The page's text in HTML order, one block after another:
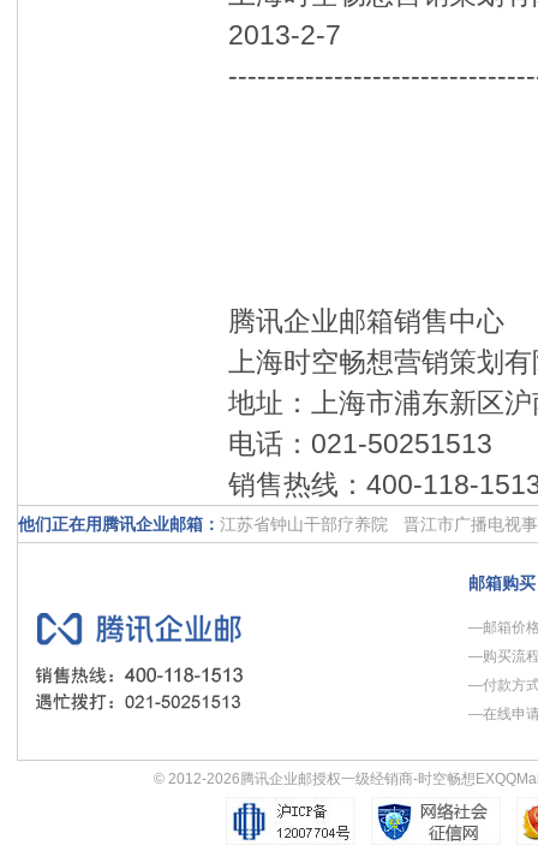
2013-2-7
腾讯企业邮箱销售中心
上海时空畅想营销策划
地址：上海市浦东新区
电话：021-50251513
销售热线：400-118-
他们正在用腾讯企业邮箱： 江苏省钟山干部疗养院
晋江市广播电视
生活新报社
沱牌舍得酒业股
上海淮海商业集团
邮箱购买
—邮箱价
—购买流
—付款方
—在线申
© 2012-2026 腾讯企业邮授权一级经销商-时空畅想